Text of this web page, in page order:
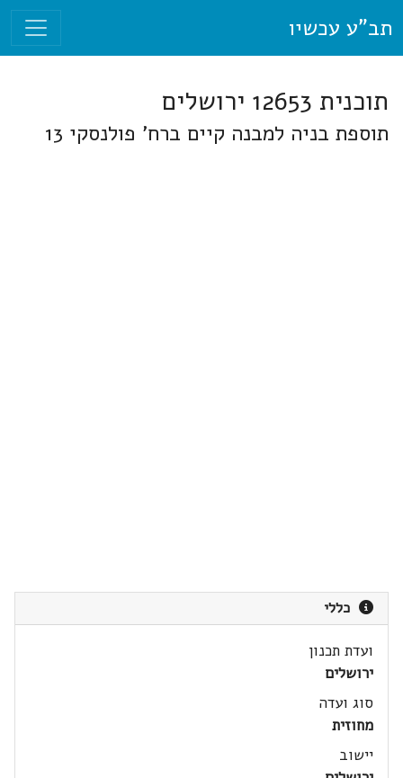
תב"ע עכשיו
תוכנית 12653 ירושלים
תוספת בניה למבנה קיים ברח' פולנסקי 13
כללי
ועדת תכנון
ירושלים
סוג ועדה
מחוזית
יישוב